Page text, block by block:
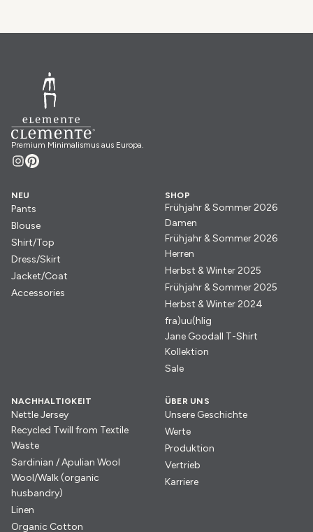
Premium Minimalismus aus Europa.
NEU
Pants
Blouse
Shirt/Top
Dress/Skirt
Jacket/Coat
Accessories
SHOP
Frühjahr & Sommer 2026
Damen
Frühjahr & Sommer 2026
Herren
Herbst & Winter 2025
Frühjahr & Sommer 2025
Herbst & Winter 2024
fra)uu(hlig
Jane Goodall T-Shirt
Kollektion
Sale
NACHHALTIGKEIT
Nettle Jersey
Recycled Twill from Textile
Waste
Sardinian / Apulian Wool
Wool/Walk (organic
husbandry)
Linen
Organic Cotton
ÜBER UNS
Unsere Geschichte
Werte
Produktion
Vertrieb
Karriere